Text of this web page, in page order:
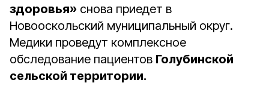
здоровья» снова приедет в
Новооскольский муниципальный округ.
Медики проведут комплексное
обследование пациентов Голубинской
сельской территории.